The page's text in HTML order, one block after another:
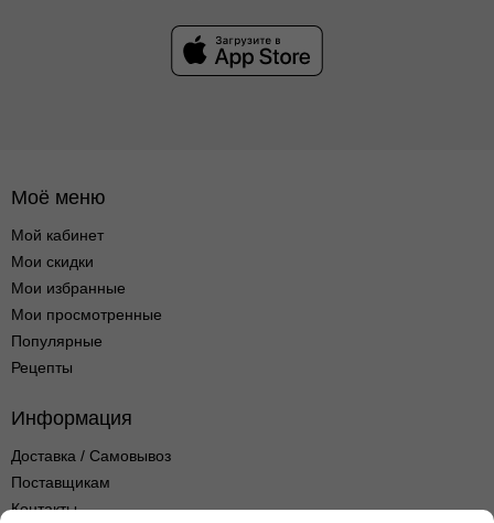
Моё меню
Мой кабинет
Мои скидки
Мои избранные
Мои просмотренные
Популярные
Рецепты
Информация
Доставка / Самовывоз
Поставщикам
Контакты